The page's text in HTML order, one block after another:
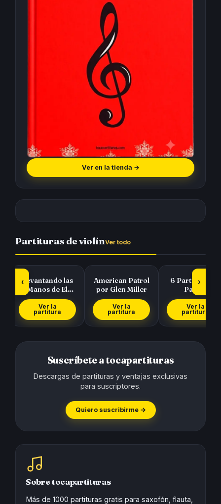
Ver en la tienda →
Partituras de violínVer todo
‹Levantando las
Manos de El
Símbolo
Ver la
partitura
American Patrol
por Glen Miller
Ver la
partitura
6 Partituras de
Pasillo
Colombiano de
Cucarrón, La
Gat…
Ver la
partitura
›
Suscríbete a tocapartituras
Descargas de partituras y ventajas exclusivas
para suscriptores.
Quiero suscribirme →
Sobre tocapartituras
Más de 1000 partituras gratis para saxofón, flauta,